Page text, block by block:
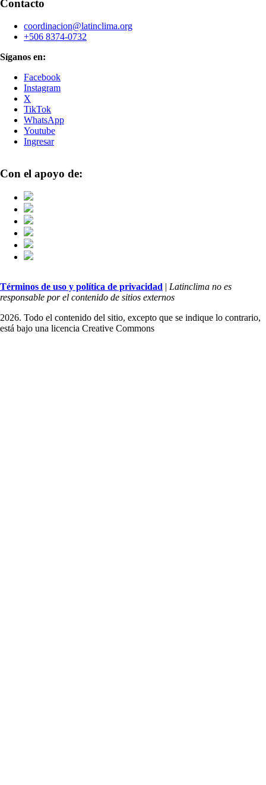
Contacto
coordinacion@latinclima.org
+506 8374-0732
Síganos en:
Facebook
Instagram
X
TikTok
WhatsApp
Youtube
Ingresar
Con el apoyo de:
Términos de uso y política de privacidad | Latinclima no es
responsable por el contenido de sitios externos
2026. Todo el contenido del sitio, excepto que se indique lo contrario,
está bajo una licencia Creative Commons